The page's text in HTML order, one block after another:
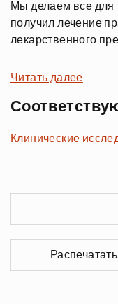
Мы делаем все для
получил лечение
лекарственного
Читать далее
Клинические
Распечатать